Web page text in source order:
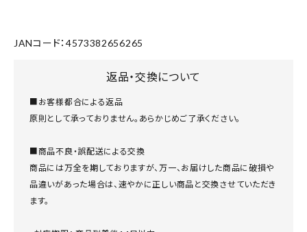
JANコード：4573382656265
返品・交換について
■お客様都合による返品
原則として承っておりません。あらかじめご了承ください。
■商品不良・誤配送による交換
商品には万全を期しておりますが、万一、お届けした商品に破損や
品違いがあった場合は、速やかに正しい商品と交換させていただき
ます。